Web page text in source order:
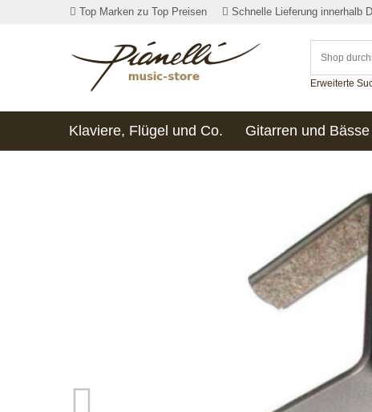
Top Marken zu Top Preisen Schnelle Lieferung innerhalb
Erweiterte
Klaviere, Flügel und Co. Gitarren und Bässe